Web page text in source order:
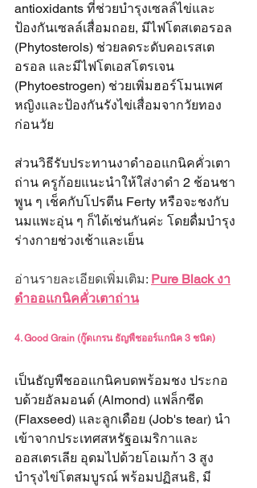
antioxidants ที่ช่วยบำรุงเซลล์ไข่และ
ป้องกันเซลล์เสื่อมถอย, มีไฟโตสเตอรอล
(Phytosterols) ช่วยลดระดับคอเรสเต
อรอล และมีไฟโตเอสโตรเจน
(Phytoestrogen) ช่วยเพิ่มฮอร์โมนเพศ
หญิงและป้องกันรังไข่เสื่อมจากวัยทอง
ก่อนวัย
ส่วนวิธีรับประทานงาดำออแกนิคคั่วเตา
ถ่าน ครูก้อยแนะนำให้ใส่งาดำ 2 ช้อนชา
พูน ๆ เช็คกับโปรตีน Ferty หรือจะชงกับ
นมแพะอุ่น ๆ ก็ได้เช่นกันค่ะ โดยดื่มบำรุง
ร่างกายช่วงเช้าและเย็น
อ่านรายละเอียดเพิ่มเติม: Pure Black งา
ดำออแกนิคคั่วเตาถ่าน
4. Good Grain (กู๊ดเกรน ธัญพืชออร์แกนิค 3 ชนิด)
เป็นธัญพืชออแกนิคบดพร้อมชง ประกอ
บด้วยอัลมอนด์ (Almond) แฟล็กซีด
(Flaxseed) และลูกเดือย (Job's tear) นำ
เข้าจากประเทศสหรัฐอเมริกาและ
ออสเตรเลีย อุดมไปด้วยโอเมก้า 3 สูง
บำรุงไข่โตสมบูรณ์ พร้อมปฏิสนธิ, มี